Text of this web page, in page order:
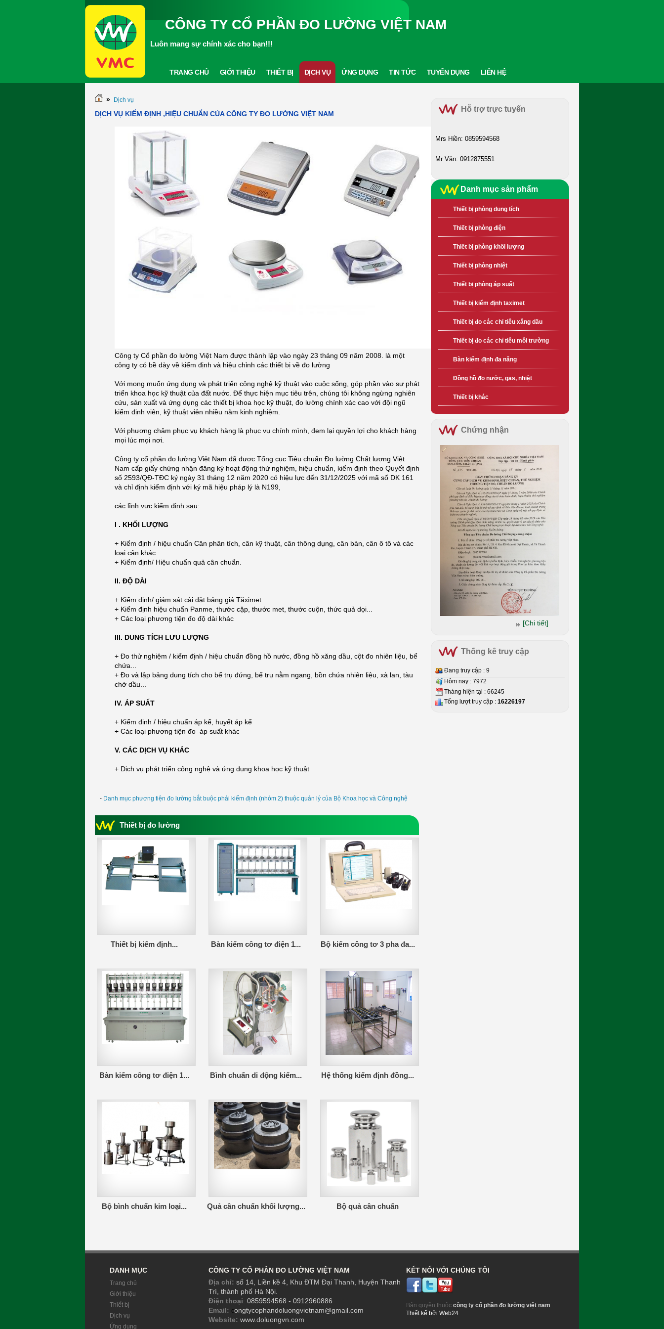
CÔNG TY CỔ PHẦN ĐO LƯỜNG VIỆT NAM
Luôn mang sự chính xác cho bạn!!!
TRANG CHỦ GIỚI THIỆU THIẾT BỊ DỊCH VỤ ỨNG DỤNG TIN TỨC TUYỂN DỤNG LIÊN HỆ
» Dịch vụ
DỊCH VỤ KIỂM ĐỊNH ,HIỆU CHUẨN CỦA CÔNG TY ĐO LƯỜNG VIỆT NAM
Công ty Cổ phần đo lường Việt Nam được thành lập vào ngày 23 tháng 09 năm 2008. là một
công ty có bề dày về kiểm định và hiệu chỉnh các thiết bị về đo lường
Với mong muốn ứng dụng và phát triển công nghệ kỹ thuật vào cuộc sống, góp phần vào sự phát
triển khoa học kỹ thuật của đất nước. Để thực hiện mục tiêu trên, chúng tôi không ngừng nghiên
cứu, sản xuất và ứng dụng các thiết bị khoa học kỹ thuật, đo lường chính xác cao với đội ngũ
kiểm định viên, kỹ thuật viên nhiều năm kinh nghiệm.
Với phương châm phục vụ khách hàng là phục vụ chính mình, đem lại quyền lợi cho khách hàng
mọi lúc mọi nơi.
Công ty cổ phần đo lường Việt Nam đã được Tổng cục Tiêu chuẩn Đo lường Chất lượng Việt
Nam cấp giấy chứng nhận đăng ký hoạt động thử nghiệm, hiệu chuẩn, kiểm định theo Quyết định
số 2593/QĐ-TĐC ký ngày 31 tháng 12 năm 2020 có hiệu lực đến 31/12/2025 với mã số DK 161
và chỉ định kiểm định với ký mã hiệu pháp lý là N199,
các lĩnh vực kiểm định sau:
I . KHỐI LƯỢNG
+ Kiểm định / hiệu chuẩn Cân phân tích, cân kỹ thuật, cân thông dụng, cân bàn, cân ô tô và các
loại cân khác
+ Kiểm định/ Hiệu chuẩn quả cân chuẩn.
II. ĐỘ DÀI
+ Kiểm định/ giám sát cài đặt bảng giá Tăximet
+ Kiểm định hiệu chuẩn Panme, thước cặp, thước met, thước cuộn, thức quả dọi...
+ Các loại phương tiện đo độ dài khác
III. DUNG TÍCH LƯU LƯỢNG
+ Đo thử nghiệm / kiểm định / hiệu chuẩn đồng hồ nước, đồng hồ xăng dầu, cột đo nhiên liệu, bể
chứa...
+ Đo và lập bảng dung tích cho bể trụ đứng, bể trụ nằm ngang, bồn chứa nhiên liệu, xà lan, tàu
chở dầu...
IV. ÁP SUẤT
+ Kiểm định / hiệu chuẩn áp kế, huyết áp kế
+ Các loại phương tiện đo áp suất khác
V. CÁC DỊCH VỤ KHÁC
+ Dịch vụ phát triển công nghệ và ứng dụng khoa học kỹ thuật
- Danh mục phương tiện đo lường bắt buộc phải kiểm định (nhóm 2) thuộc quản lý của Bộ Khoa học và Công nghệ
Thiết bị đo lường
Thiết bị kiểm định... Bàn kiểm công tơ điện 1... Bộ kiểm công tơ 3 pha đa...
Bàn kiểm công tơ điện 1... Bình chuẩn di động kiểm... Hệ thống kiểm định đồng...
Bộ bình chuẩn kim loại... Quả cân chuẩn khối lượng... Bộ quả cân chuẩn
Hỗ trợ trực tuyến
Mrs Hiền: 0859594568
Mr Văn: 0912875551
Danh mục sản phẩm
Thiết bị phòng dung tích
Thiết bị phòng điện
Thiết bị phòng khối lượng
Thiết bị phòng nhiệt
Thiết bị phòng áp suất
Thiết bị kiểm định taximet
Thiết bị đo các chỉ tiêu xăng dầu
Thiết bị đo các chỉ tiêu môi trường
Bàn kiểm định đa năng
Đồng hồ đo nước, gas, nhiệt
Thiết bị khác
Chứng nhận
[Chi tiết]
Thống kê truy cập
Đang truy cập : 9
Hôm nay : 7972
Tháng hiện tại : 66245
Tổng lượt truy cập : 16226197
DANH MỤC
Trang chủ
Giới thiệu
Thiết bị
Dịch vụ
Ứng dụng
CÔNG TY CỔ PHẦN ĐO LƯỜNG VIỆT NAM
Địa chỉ: số 14, Liền kề 4, Khu ĐTM Đại Thanh, Huyện Thanh
Trì, thành phố Hà Nội.
Điện thoại: 0859594568 - 0912960886
Email: congtycophandoluongvietnam@gmail.com
Website: www.doluongvn.com
KẾT NỐI VỚI CHÚNG TÔI
Bản quyền thuộc công ty cổ phần đo lường việt nam
Thiết kế bởi Web24